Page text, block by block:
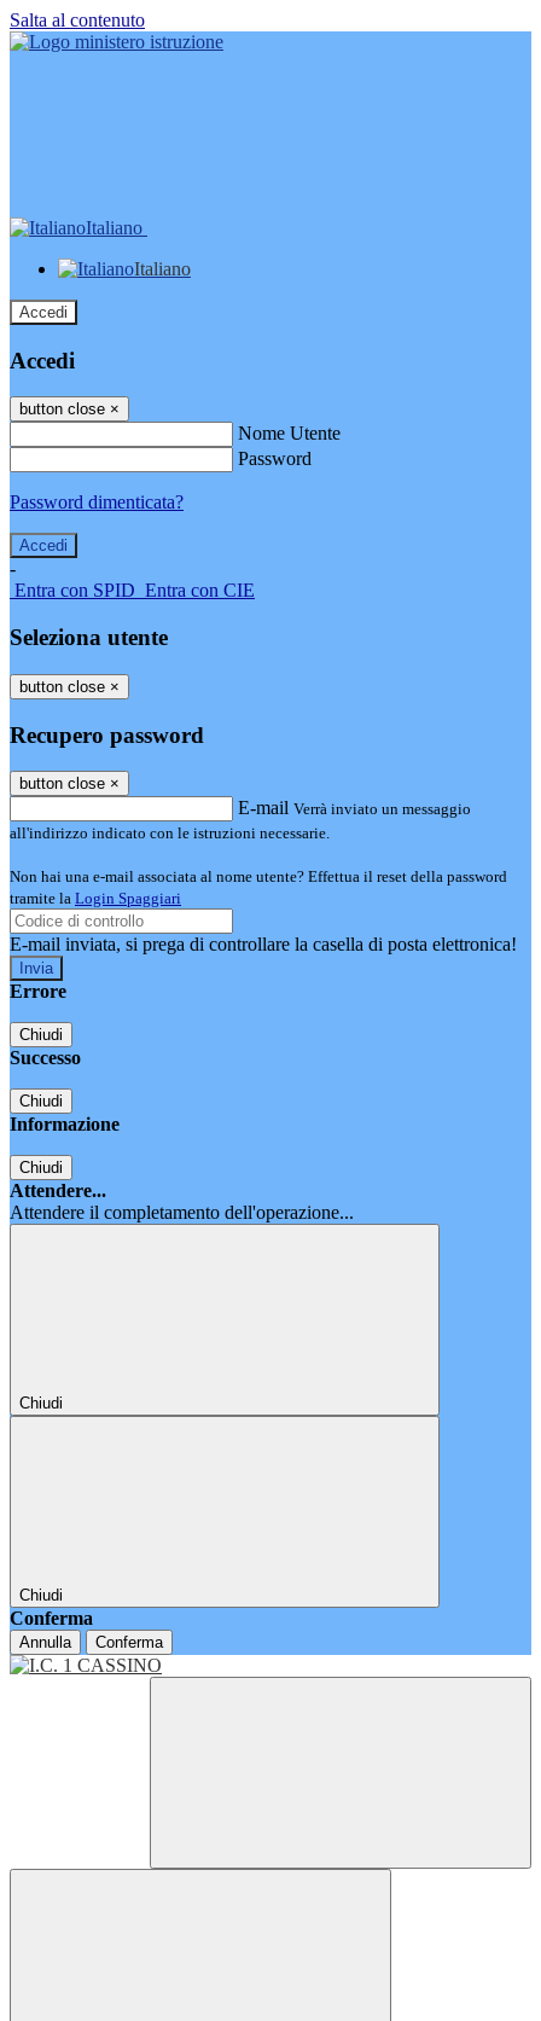
Salta al contenuto
Italiano
Italiano
Accedi
Accedi
button close ×
Nome Utente
Password
Password dimenticata?
-
Entra con SPID Entra con CIE
Seleziona utente
button close ×
Recupero password
button close ×
E-mail Verrà inviato un messaggio
all'indirizzo indicato con le istruzioni necessarie.
Non hai una e-mail associata al nome utente? Effettua il reset della password
tramite la Login Spaggiari
E-mail inviata, si prega di controllare la casella di posta elettronica!
Errore
Chiudi
Successo
Chiudi
Informazione
Chiudi
Attendere...
Attendere il completamento dell'operazione...
Chiudi
Chiudi
Conferma
Annulla Conferma